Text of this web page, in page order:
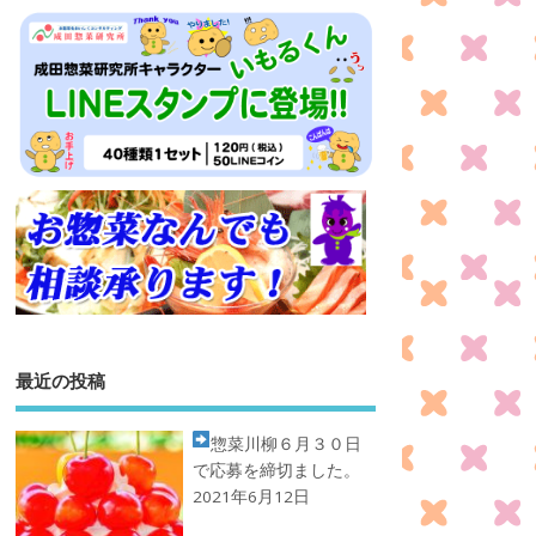
最近の投稿
惣菜川柳 ６月３０日
で応募を締切ました。
2021年6月12日